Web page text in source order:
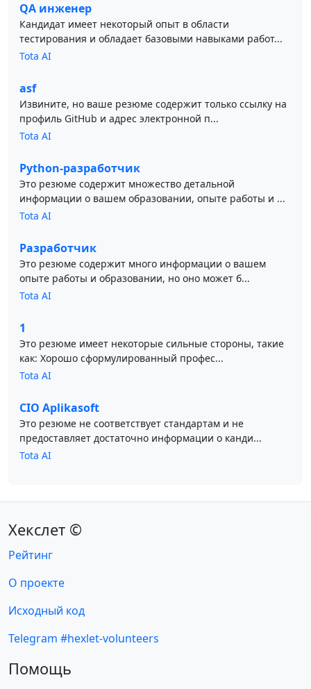
QA инженер
Кандидат имеет некоторый опыт в области
тестирования и обладает базовыми навыками работ...
Tota AI
asf
Извините, но ваше резюме содержит только ссылку на
профиль GitHub и адрес электронной п...
Tota AI
Python-разработчик
Это резюме содержит множество детальной
информации о вашем образовании, опыте работы и ...
Tota AI
Разработчик
Это резюме содержит много информации о вашем
опыте работы и образовании, но оно может б...
Tota AI
1
Это резюме имеет некоторые сильные стороны, такие
как: Хорошо сформулированный профес...
Tota AI
CIO Aplikasoft
Это резюме не соответствует стандартам и не
предоставляет достаточно информации о канди...
Tota AI
Хекслет ©
Рейтинг
О проекте
Исходный код
Telegram #hexlet-volunteers
Помощь